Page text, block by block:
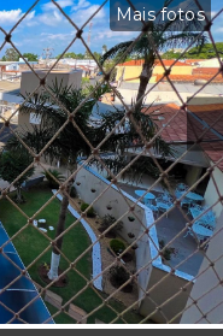
Mais fotos